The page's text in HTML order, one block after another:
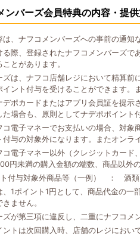
ンバーズ会員特典の内容・提
、ナフコメンバーズへの事前の通知
る際、登録されたナフコメンバーズ
とがあります。
ズは、ナフコ店舗レジにおいて精算
イント付与を受けることができます。
デポカードまたはアプリ会員証を提
場合も、原則としてナデポポイント
コ電子マネーでお支払いの場合、対象
与の対象外になります。またオンラ
コ電子マネー以外（クレジットカー
円未満の購入金額の端数、商品以外
付与対象外商品等（一例） ： 酒類
、1ポイント1円として、商品代金の
ません。
が第三項に違反し、二重にナフコメ
ントは次回購入時、店舗のレジにお